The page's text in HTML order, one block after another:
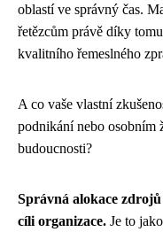
oblastí ve správný čas.
řetězcům právě díky
kvalitního řemeslného
A co vaše vlastní
podnikání nebo osobním
budoucnosti?
Správná alokace
cíli organizace. Je to